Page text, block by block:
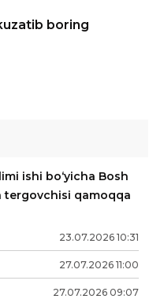
boring
ishi bo‘yicha Bosh
qamoqqa
23.07.2026 10:31
27.07.2026 11:00
27.07.2026 09:07